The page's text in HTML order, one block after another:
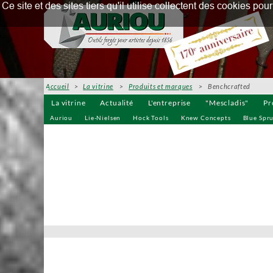
La vitrine Actualité L'entreprise "Mescladis"
Auriou Lie-Nielsen Hock Tools Knew Concepts Blue
Accueil >La vitrine >Produits et marques > Benchcrafted
Ce site et des sites tiers qu'il utilise collectent des cookies